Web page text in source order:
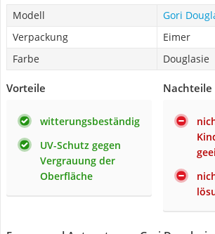
Modell
Gori
Verpackung
Eimer
Farbe
Douglasie
Vorteile
witterungsbeständig
UV-Schutz gegen
Vergrauung der
Oberfläche
Nachteile